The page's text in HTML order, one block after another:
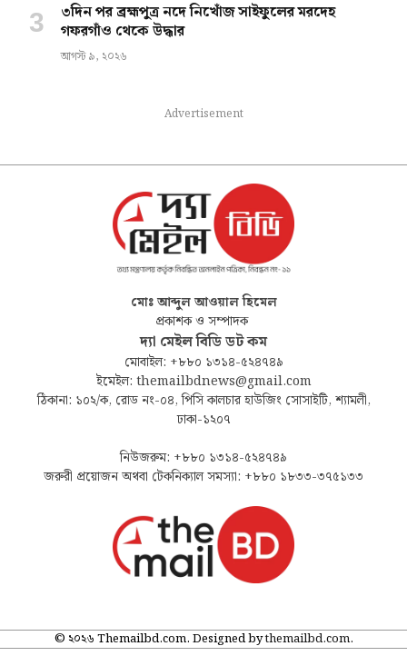
৩দিন পর ব্রহ্মপুত্র নদে নিখোঁজ সাইফুলের মরদেহ
গফরগাঁও থেকে উদ্ধার
আগস্ট ৯, ২০২৬
Advertisement
মোঃ আব্দুল আওয়াল হিমেল
প্রকাশক ও সম্পাদক
দ্যা মেইল বিডি ডট কম
মোবাইল: +৮৮০ ১৩১৪-৫২৪৭৪৯
ইমেইল: themailbdnews@gmail.com
ঠিকানা: ১০২/ক, রোড নং-০৪, পিসি কালচার হাউজিং সোসাইটি, শ্যামলী,
ঢাকা-১২০৭
নিউজরুম: +৮৮০ ১৩১৪-৫২৪৭৪৯
জরুরী প্রয়োজন অথবা টেকনিক্যাল সমস্যা: +৮৮০ ১৮৩৩-৩৭৫১৩৩
© ২০২৬ Themailbd.com. Designed bythemailbd.com.